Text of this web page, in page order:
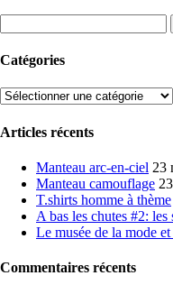
Catégories
Catégories
Articles récents
Manteau arc-en-ciel 23
Manteau camouflage
T.shirts homme à thème
A bas les chutes #2: les
Le musée de la mode
Commentaires récents